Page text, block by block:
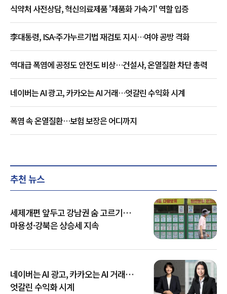
식약처 사전상담, 혁신의료제품 '제품화 가속기' 역할 입증
李대통령, ISA·주가누르기법 재검토 지시…여야 공방 격화
역대급 폭염에 공정도 안전도 비상…건설사, 온열질환 차단 총력
네이버는 AI 광고, 카카오는 AI 거래…엇갈린 수익화 시계
폭염 속 온열질환…보험 보장은 어디까지
추천 뉴스
세제개편 앞두고 강남권 숨 고르기…
마용성·강북은 상승세 지속
네이버는 AI 광고, 카카오는 AI 거래…
엇갈린 수익화 시계